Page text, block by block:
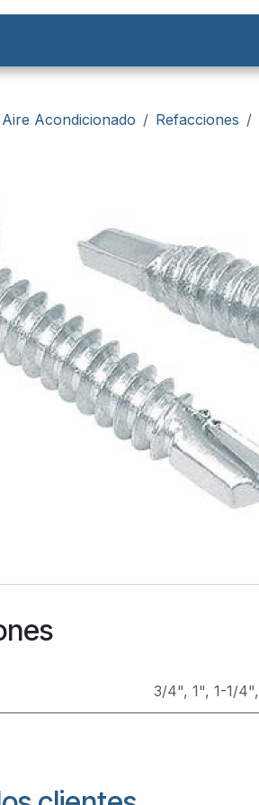
Aire Acondicionado Refacciones
3/4", 1", 1-1/4",